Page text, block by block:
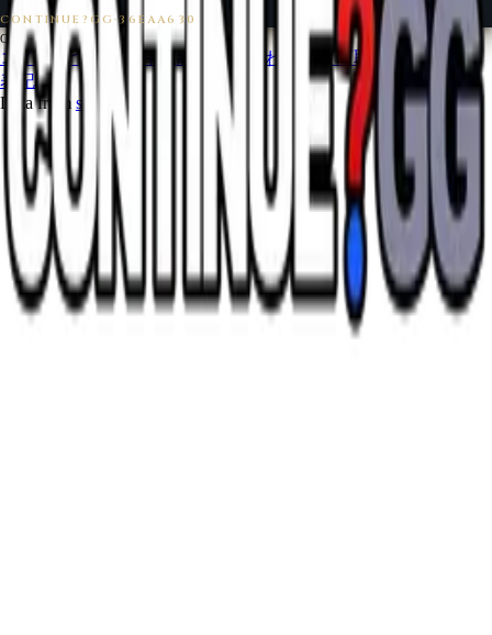
CONTINUE?GG·36EAA630
CONTINUE?GG ©
2026
コインについて
お問い合わせ
特定商取引法に基づく
表記
Data from start.gg